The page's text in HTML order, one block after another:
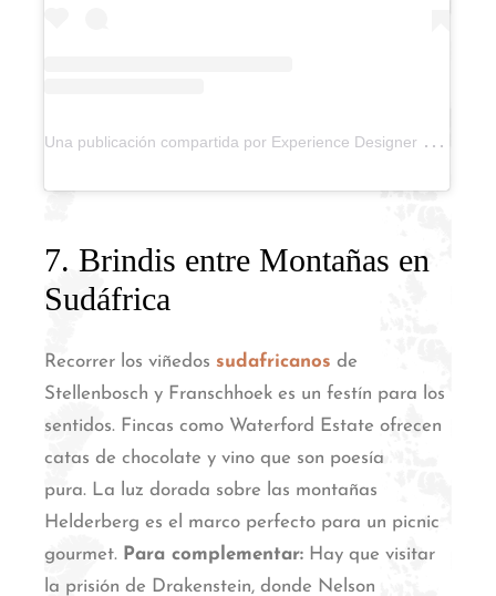
U
na publicación compartida por Experience Designer by Ari (@experience.designer)
7. Brindis entre Montañas en
Sudáfrica
Recorrer los viñedos sudafricanos de
Stellenbosch y Franschhoek es un festín para los
sentidos. Fincas como Waterford Estate ofrecen
catas de chocolate y vino que son poesía
pura. La luz dorada sobre las montañas
Helderberg es el marco perfecto para un picnic
gourmet. Para complementar: Hay que visitar
la prisión de Drakenstein, donde Nelson